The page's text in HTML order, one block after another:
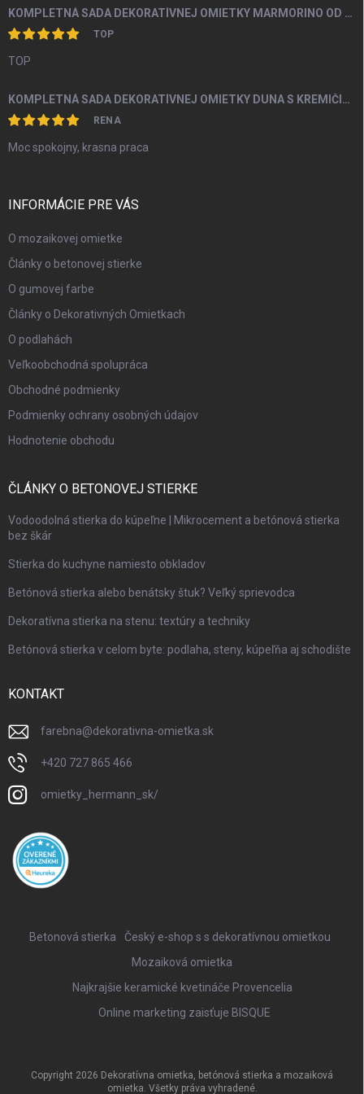
KOMPLETNÁ SADA DEKORATÍVNEJ OMIETKY MARMORINO OD 4M2
TOP
TOP
KOMPLETNÁ SADA DEKORATÍVNEJ OMIETKY DUNA S KREMIČITÝM PIESKOM A PERLEŤOU OD 5M2
RENA
Moc spokojny, krasna praca
INFORMÁCIE PRE VÁS
O mozaikovej omietke
Články o betonovej stierke
O gumovej farbe
Články o Dekorativných Omietkach
O podlahách
Veľkoobchodná spolupráca
Obchodné podmienky
Podmienky ochrany osobných údajov
Hodnotenie obchodu
ČLÁNKY O BETONOVEJ STIERKE
Vodoodolná stierka do kúpeľne | Mikrocement a betónová stierka
bez škár
Stierka do kuchyne namiesto obkladov
Betónová stierka alebo benátsky štuk? Veľký sprievodca
Dekoratívna stierka na stenu: textúry a techniky
Betónová stierka v celom byte: podlaha, steny, kúpeľňa aj schodište
KONTAKT
farebna@dekorativna-omietka.sk
+420 727 865 466
omietky_hermann_sk/
Betonová stierka
Český e-shop s s dekoratívnou omietkou
Mozaiková omietka
Najkrajšie keramické kvetináče Provencelia
Online marketing zaisťuje BISQUE
Copyright 2026 Dekoratívna omietka, betónová stierka a mozaiková
omietka. Všetky práva vyhradené.